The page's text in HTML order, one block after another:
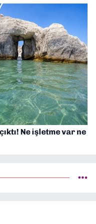
Ne işletme var ne